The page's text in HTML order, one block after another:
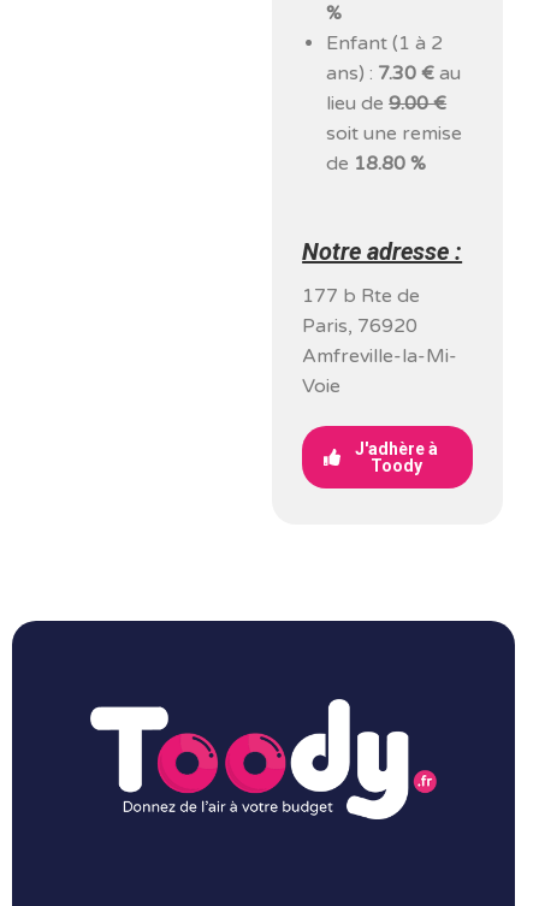
%
Enfant (1 à 2
ans) : 7.30 € au
lieu de9.00 €
soit une remise
de 18.80 %
Notre adresse :
177 b Rte de
Paris, 76920
Amfreville-la-Mi-
Voie
J'adhère à
Toody